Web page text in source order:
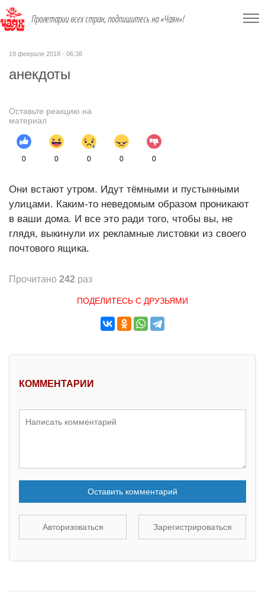
Пролетарии всех стран, подпишитесь на «Чаян»!
19 февраля 2018 - 06:38
анекдоты
Оставьте реакцию на
материал
0 0 0 0 0
Они встают утром. Идут тёмными и пустынными
улицами. Каким-то неведомым образом проникают
в ваши дома. И все это ради того, чтобы вы, не
глядя, выкинули их рекламные листовки из своего
почтового ящика.
Прочитано 242 раз
ПОДЕЛИТЕСЬ С ДРУЗЬЯМИ
КОММЕНТАРИИ
Оставить комментарий
Авторизоваться Зарегистрироваться